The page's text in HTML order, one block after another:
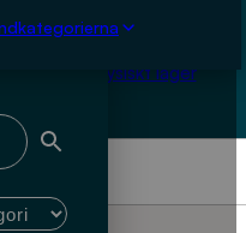
Köpvillkor
Fysiskt lager